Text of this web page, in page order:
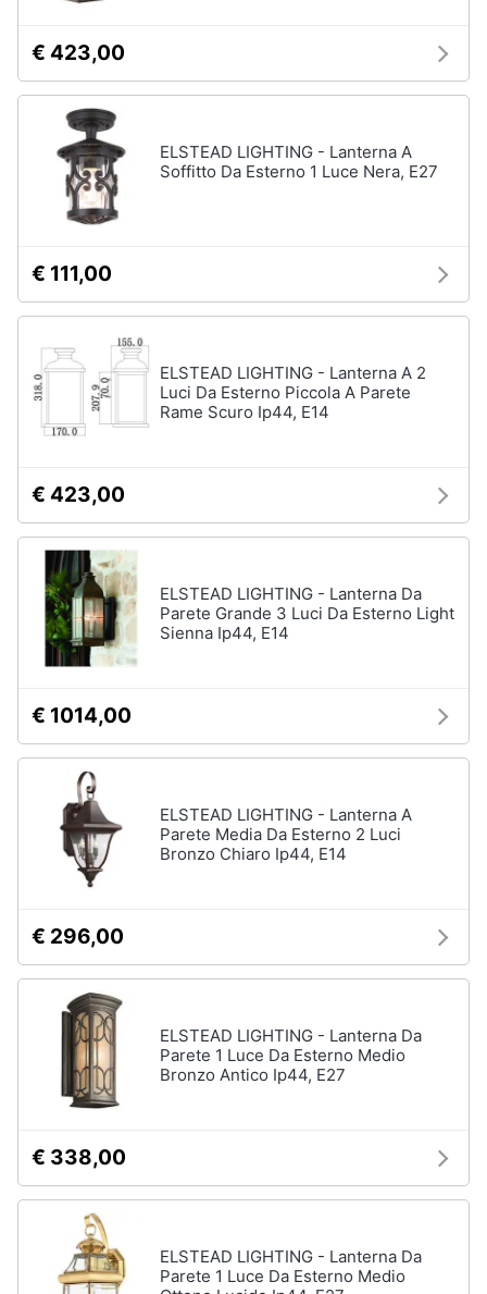
€ 423,00
ELSTEAD LIGHTING - Lanterna A
Soffitto Da Esterno 1 Luce Nera, E27
€ 111,00
ELSTEAD LIGHTING - Lanterna A 2
Luci Da Esterno Piccola A Parete
Rame Scuro Ip44, E14
€ 423,00
ELSTEAD LIGHTING - Lanterna Da
Parete Grande 3 Luci Da Esterno Light
Sienna Ip44, E14
€ 1014,00
ELSTEAD LIGHTING - Lanterna A
Parete Media Da Esterno 2 Luci
Bronzo Chiaro Ip44, E14
€ 296,00
ELSTEAD LIGHTING - Lanterna Da
Parete 1 Luce Da Esterno Medio
Bronzo Antico Ip44, E27
€ 338,00
ELSTEAD LIGHTING - Lanterna Da
Parete 1 Luce Da Esterno Medio